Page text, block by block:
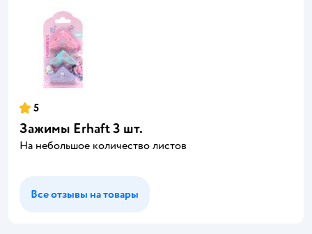
5
Зажимы Erhaft 3 шт.
На небольшое количество листов
Все отзывы на товары